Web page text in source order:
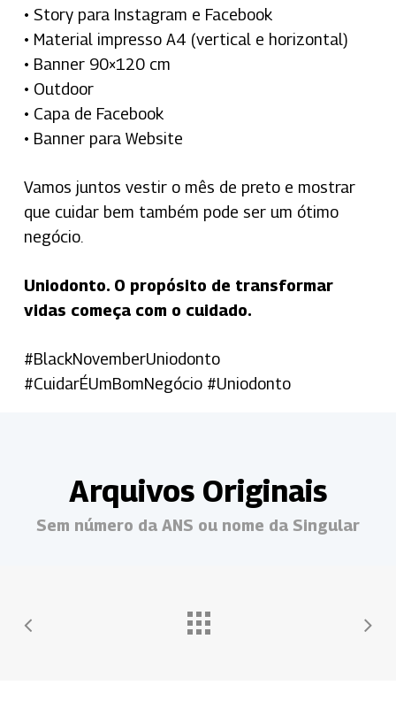
• Story para Instagram e Facebook
• Material impresso A4 (vertical e horizontal)
• Banner 90×120 cm
• Outdoor
• Capa de Facebook
• Banner para Website
Vamos juntos vestir o mês de preto e mostrar
que cuidar bem também pode ser um ótimo
negócio.
Uniodonto. O propósito de transformar
vidas começa com o cuidado.
#BlackNovemberUniodonto
#CuidarÉUmBomNegócio #Uniodonto
Arquivos Originais
Sem número da ANS ou nome da Singular